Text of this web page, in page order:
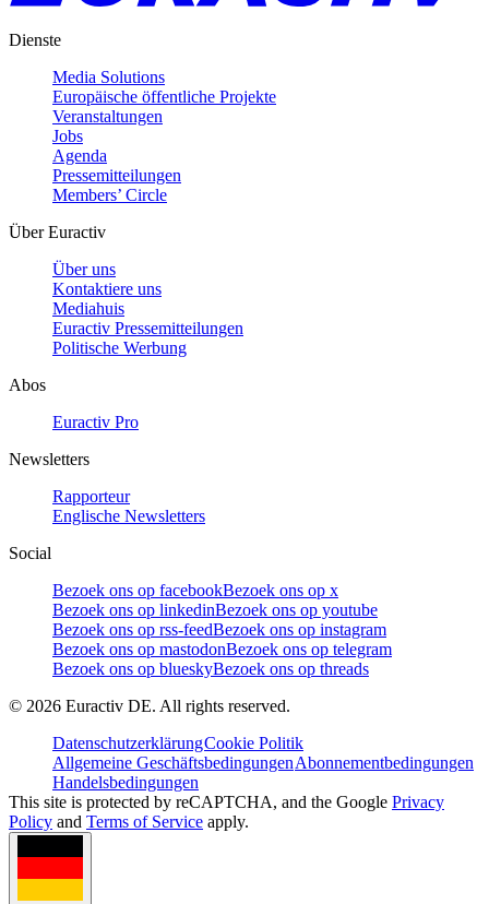
Dienste
Media Solutions
Europäische öffentliche Projekte
Veranstaltungen
Jobs
Agenda
Pressemitteilungen
Members’ Circle
Über Euractiv
Über uns
Kontaktiere uns
Mediahuis
Euractiv Pressemitteilungen
Politische Werbung
Abos
Euractiv Pro
Newsletters
Rapporteur
Englische Newsletters
Social
Bezoek ons op facebookBezoek ons op x
Bezoek ons op linkedinBezoek ons op youtube
Bezoek ons op rss-feedBezoek ons op instagram
Bezoek ons op mastodonBezoek ons op telegram
Bezoek ons op blueskyBezoek ons op threads
© 2026 Euractiv DE. All rights reserved.
DatenschutzerklärungCookie Politik
Allgemeine GeschäftsbedingungenAbonnementbedingungen
Handelsbedingungen
This site is protected by reCAPTCHA, and the Google Privacy
Policy and Terms of Service apply.